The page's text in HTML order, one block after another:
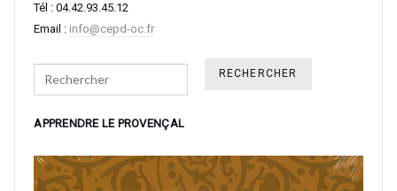
Tél : 04.42.93.45.12
Email : info@cepd-oc.fr
Search
APPRENDRE LE PROVENÇAL